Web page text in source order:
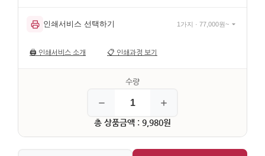
인쇄서비스 선택하기 1가지 · 77,000원~
🖨️ 인쇄서비스 소개 📋 인쇄과정 보기
총 상품금액 : 9,980원